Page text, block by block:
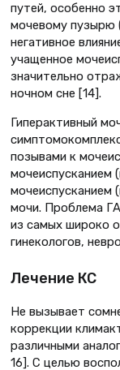
путей, особенно
мочевому
негативное
учащенное
значительно
ночном сне [14].
Гиперактивный
позывами к
мочеиспусканием
мочеиспусканием
мочи. Проблема
из самых широко
гинекологов,
Лечение КС
Не вызывает
коррекции
различными
16]. С целью